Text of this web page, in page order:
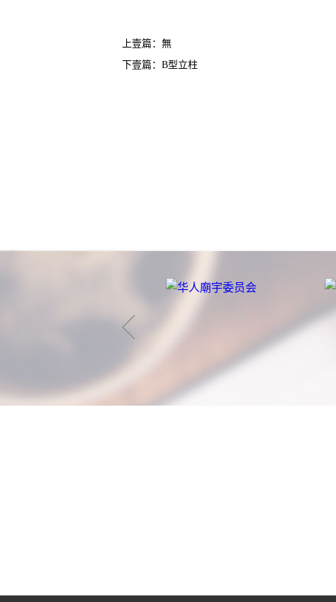
上壹篇：無
下壹篇： B型立柱